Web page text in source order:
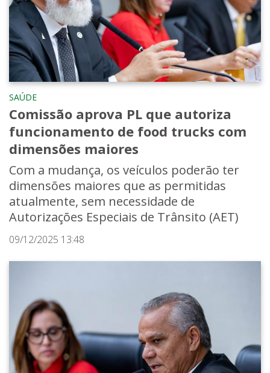
SAÚDE
Comissão aprova PL que autoriza
funcionamento de food trucks com
dimensões maiores
Com a mudança, os veículos poderão ter
dimensões maiores que as permitidas
atualmente, sem necessidade de
Autorizações Especiais de Trânsito (AET)
09/12/2025 13:48